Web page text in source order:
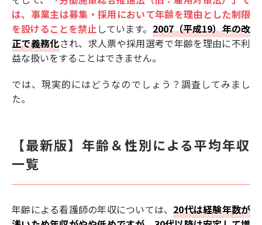
は、事業主は募集・採用において年齢を理由とした制限
を設けることを禁止 しています。 2007（平成19）年の改
正で義務化され、求人票や採用選考で年齢を理由に不利
益な扱いをすることはできません。
では、現実的にはどうなのでしょう？調査してみまし
た。
【最新版】年齢＆性別による平均年収
一覧
年齢による看護師の年収については、20代は経験年数が